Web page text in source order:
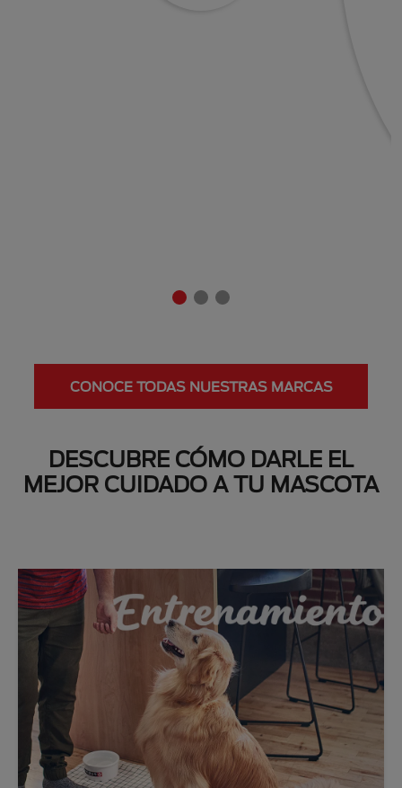
Next
CONOCE TODAS NUESTRAS MARCAS
DESCUBRE CÓMO DARLE EL
MEJOR CUIDADO A TU MASCOTA